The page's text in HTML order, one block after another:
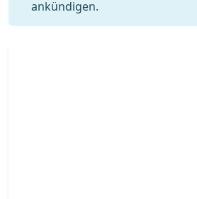
ankündigen.